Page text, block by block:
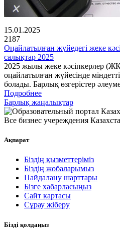
15.01.2025
2187
Оңайлатылған жүйедегі жеке
салықтар 2025
2025 жылы жеке кәсіпкерлер
оңайлатылған жүйесінде
болады. Барлық өзгерістер
Подробнее
Барлық жаңалықтар
Все бизнес учереждения
Ақпарат
Біздің қызметтеріміз
Біздің жобаларымыз
Пайдалану шарттары
Бізге хабарласыңыз
Сайт картасы
Сұрау жіберу
Бізді қолдаңыз